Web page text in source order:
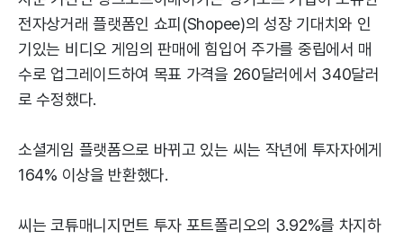
전자상거래 플랫폼인 쇼피(Shopee)의 성장 기대치와 인
기있는 비디오 게임의 판매에 힘입어 주가를 중립에서 매
수로 업그레이드하여 목표 가격을 260달러에서 340달러
로 수정했다.
소셜게임 플랫폼으로 바뀌고 있는 씨는 작년에 투자자에게
164% 이상을 반환했다.
씨는 코튜매니지먼트 투자 포트폴리오의 3.92%를 차지하